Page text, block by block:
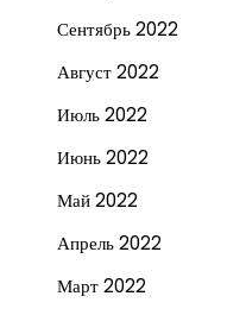
Сентябрь 2022
Август 2022
Июль 2022
Июнь 2022
Май 2022
Апрель 2022
Март 2022